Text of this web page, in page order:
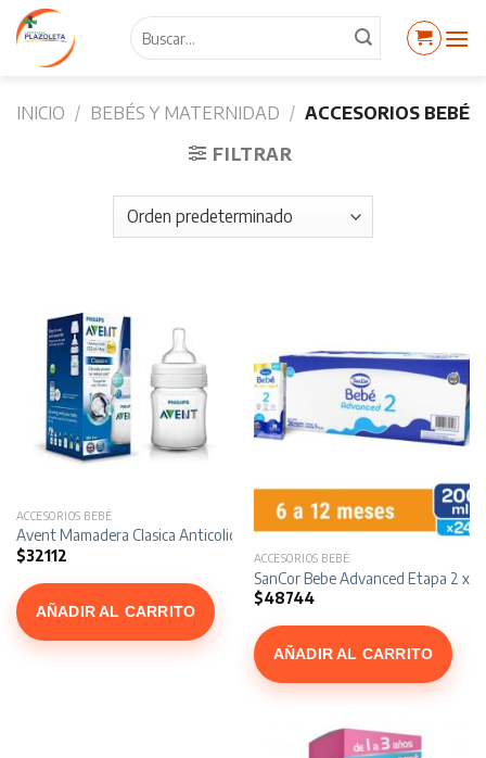
Skip
content
Buscar
por:
INICIO / BEBÉS Y MATERNIDAD / ACCESORIOS BEBÉ
FILTRAR
ACCESORIOS BEBÉ
Avent Mamadera Clasica Anticolicos x 125 ml
$32112
AÑADIR AL CARRITO
ACCESORIOS BEBÉ
SanCor Bebe Advanced Etapa 2 x
$48744
AÑADIR AL CARRITO